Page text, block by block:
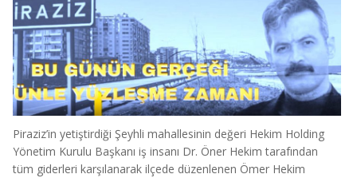
Piraziz’in yetiştirdiği Şeyhli mahallesinin değeri Hekim Holding
Yönetim Kurulu Başkanı iş insanı Dr. Öner Hekim tarafından
tüm giderleri karşılanarak ilçede düzenlenen Ömer Hekim